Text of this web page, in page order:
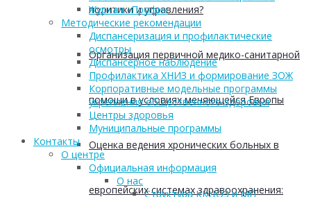
политики и управления?
Организация первичной медико-санитарной
помощи в условиях меняющейся Европы
Оценка ведения хронических больных в
европейских системах здравоохранения:
Журнал «Профи»
Методические рекомендации
Диспансеризация и профилактические
осмотры
Диспансерное наблюдение
Профилактика ХНИЗ и формирование ЗОЖ
Корпоративные модельные программы
укрепления общественного здоровья
Центры здоровья
Муниципальные программы
Контакты
О центре
Официальная информация
О нас
Структура ККЦОЗ и МП